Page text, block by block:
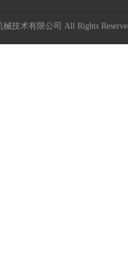
械技术有限公司 All Rights